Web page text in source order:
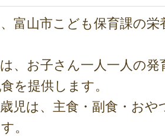
、富山市こども保育課の
は、お子さん一人一人の
を提供します。
児は、主食・副食・おや
。